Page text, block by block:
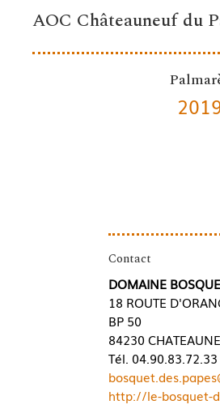
AOC Châteauneuf du
Contact
DOMAINE
18 ROUTE
BP 50
84230
Tél.
http://le-bosquet-